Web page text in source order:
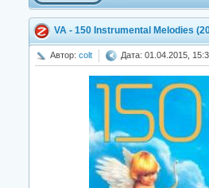
VA - 150 Instrumental Melodies
Автор: colt Дата: 01.04.2015,